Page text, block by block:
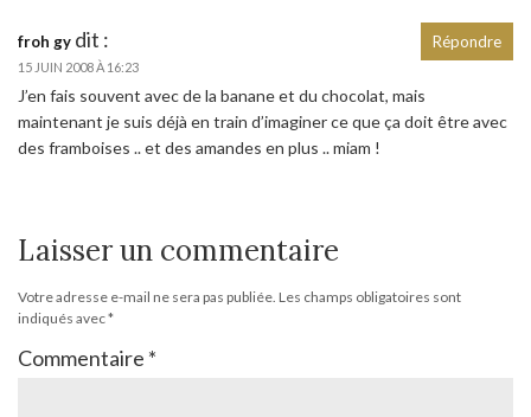
froh gy dit :
15 JUIN 2008 À 16:23
J’en fais souvent avec de la banane et du chocolat, mais
maintenant je suis déjà en train d’imaginer ce que ça doit être avec
des framboises .. et des amandes en plus .. miam !
Répondre
Laisser un commentaire
Votre adresse e-mail ne sera pas publiée. Les champs obligatoires sont
indiqués avec*
Commentaire *